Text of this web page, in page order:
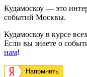
Кудамоскоу — это
событий Москвы.
Кудамоскоу в курсе
Если вы знаете о
нам!
Напомнить